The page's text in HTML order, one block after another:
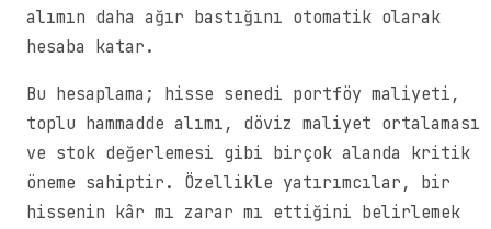
alımın daha ağır bastığını otomatik olarak
hesaba katar.
Bu hesaplama; hisse senedi portföy maliyeti,
toplu hammadde alımı, döviz maliyet ortalaması
ve stok değerlemesi gibi birçok alanda kritik
öneme sahiptir. Özellikle yatırımcılar, bir
hissenin kâr mı zarar mı ettiğini belirlemek